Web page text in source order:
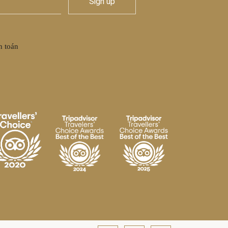
toán